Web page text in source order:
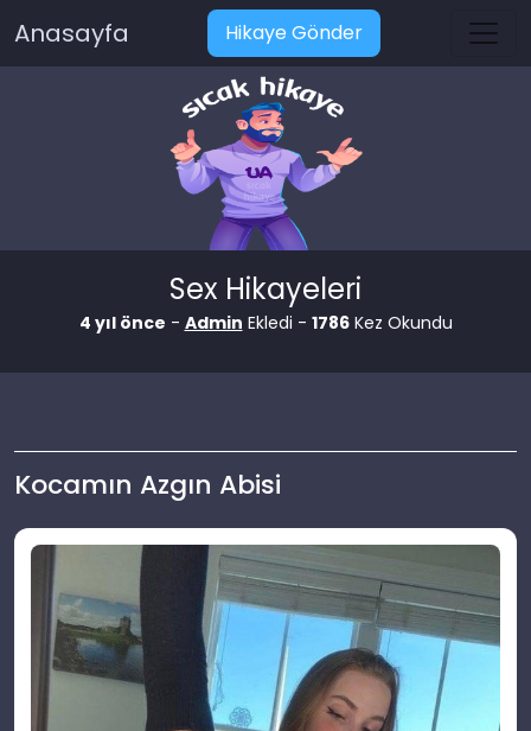
Anasayfa Hikaye Gönder
Sex Hikayeleri
4 yıl önce - Admin Ekledi - 1786Kez Okundu
Kocamın Azgın Abisi